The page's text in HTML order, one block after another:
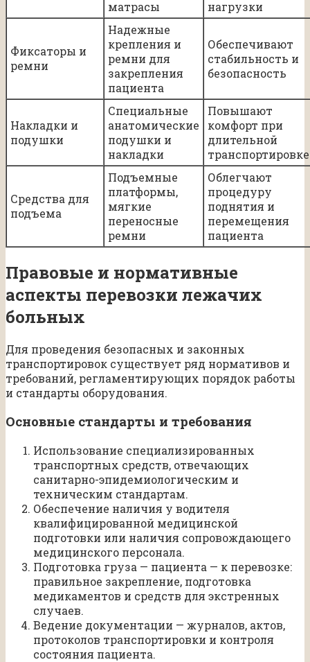
матрасы нагрузки
Фиксаторы и
ремни
Надежные
крепления и
ремни для
закрепления
пациента
Обеспечивают
стабильность и
безопасность
Накладки и
подушки
Специальные
анатомические
подушки и
накладки
Повышают
комфорт при
длительной
транспортировке
Средства для
подъема
Подъемные
платформы,
мягкие
переносные
ремни
Облегчают
процедуру
поднятия и
перемещения
пациента
Правовые и нормативные
аспекты перевозки лежачих
больных
Для проведения безопасных и законных
транспортировок существует ряд нормативов и
требований, регламентирующих порядок работы
и стандарты оборудования.
Основные стандарты и требования
Использование специализированных
транспортных средств, отвечающих
санитарно-эпидемиологическим и
техническим стандартам.
Обеспечение наличия у водителя
квалифицированной медицинской
подготовки или наличия сопровождающего
медицинского персонала.
Подготовка груза — пациента — к перевозке:
правильное закрепление, подготовка
медикаментов и средств для экстренных
случаев.
Ведение документации — журналов, актов,
протоколов транспортировки и контроля
состояния пациента.